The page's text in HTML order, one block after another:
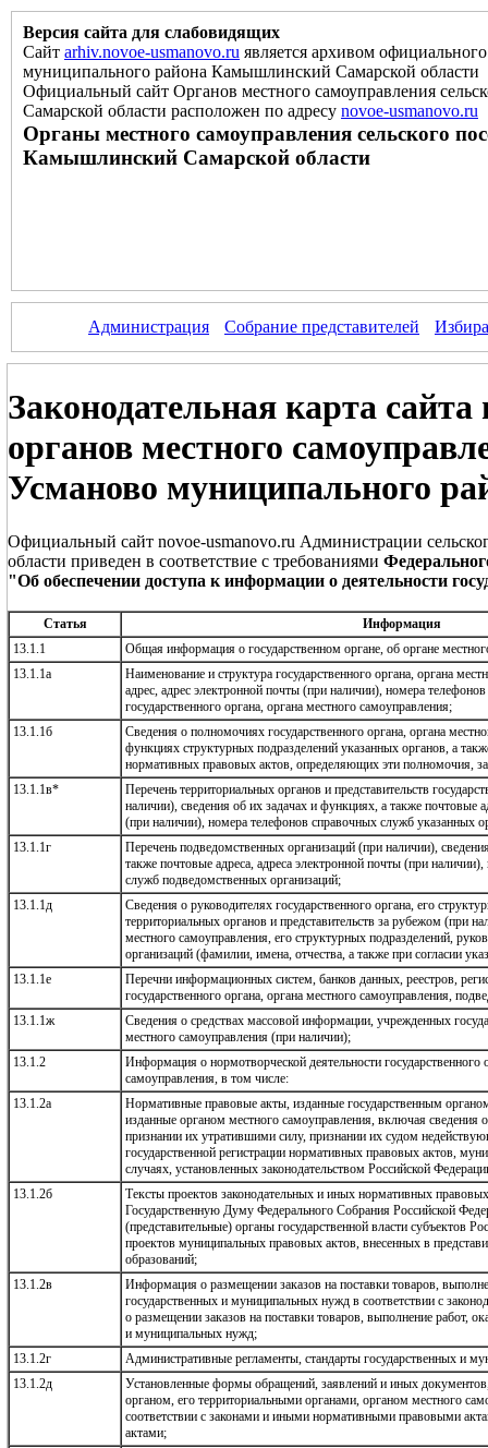
Версия сайта для слабовидящих
Сайт arhiv.novoe-usmanovo.ru является архивом
муниципального района Камышлинский Самарской области
Официальный сайт Органов местного самоуправления
Самарской области расположен по адресу novoe-usmanovo.ru
Органы местного самоуправления сельского
Камышлинский Самарской области
Администрация Собрание представителей
Законодательная карта
органов местного
Усманово муниципального
Официальный сайт novoe-usmanovo.ru Администрации
области приведен в соответствие с требованиями
"Об обеспечении доступа к информации о деятельности
Статья
Информация
13.1.1
Общая информация о государственном органе, об органе
13.1.1а
Наименование и структура государственного органа, органа
адрес, адрес электронной почты (при наличии), номера
государственного органа, органа местного самоуправления;
13.1.1б
Сведения о полномочиях государственного органа, органа
функциях структурных подразделений указанных органов, а
нормативных правовых актов, определяющих эти полномочия,
13.1.1в*
Перечень территориальных органов и представительств
наличии), сведения об их задачах и функциях, а также почтовые
(при наличии), номера телефонов справочных служб указанных
13.1.1г
Перечень подведомственных организаций (при наличии),
также почтовые адреса, адреса электронной почты (при
служб подведомственных организаций;
13.1.1д
Сведения о руководителях государственного органа, его
территориальных органов и представительств за рубежом (при
местного самоуправления, его структурных подразделений,
организаций (фамилии, имена, отчества, а также при согласии
13.1.1е
Перечни информационных систем, банков данных, реестров,
государственного органа, органа местного самоуправления,
13.1.1ж
Сведения о средствах массовой информации, учрежденных
местного самоуправления (при наличии);
13.1.2
Информация о нормотворческой деятельности государственного
самоуправления, в том числе:
13.1.2а
Нормативные правовые акты, изданные государственным
изданные органом местного самоуправления, включая сведения
признании их утратившими силу, признании их судом
государственной регистрации нормативных правовых актов,
случаях, установленных законодательством Российской
13.1.2б
Тексты проектов законодательных и иных нормативных
Государственную Думу Федерального Собрания Российской
(представительные) органы государственной власти субъектов
проектов муниципальных правовых актов, внесенных в
образований;
13.1.2в
Информация о размещении заказов на поставки товаров,
государственных и муниципальных нужд в соответствии с
о размещении заказов на поставки товаров, выполнение работ,
и муниципальных нужд;
13.1.2г
Административные регламенты, стандарты государственных и
13.1.2д
Установленные формы обращений, заявлений и иных
органом, его территориальными органами, органом местного
соответствии с законами и иными нормативными правовыми
актами;